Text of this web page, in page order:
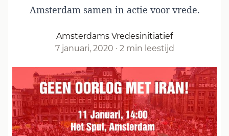
Amsterdam samen in actie voor vrede.
Amsterdams Vredesinitiatief
7 januari, 2020 · 2 min leestijd